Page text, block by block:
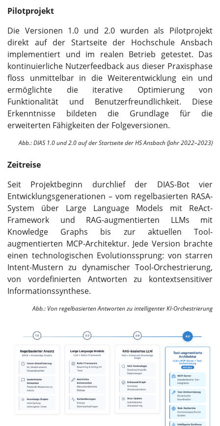
Pilotprojekt
Die Versionen 1.0 und 2.0 wurden als Pilotprojekt
direkt auf der Startseite der Hochschule Ansbach
implementiert und im realen Betrieb getestet. Das
kontinuierliche Nutzerfeedback aus dieser Praxisphase
floss unmittelbar in die Weiterentwicklung ein und
ermöglichte die iterative Optimierung von
Funktionalität und Benutzerfreundlichkeit. Diese
Erkenntnisse bildeten die Grundlage für die
erweiterten Fähigkeiten der Folgeversionen.
Abb.: DIAS 1.0 und 2.0 auf der Startseite der HS Ansbach (Jahr 2022–2023)
Zeitreise
Seit Projektbeginn durchlief der DIAS-Bot vier
Entwicklungsgenerationen – vom regelbasierten RASA-
System über Large Language Models mit ReAct-
Framework und RAG-augmentierten LLMs mit
Knowledge Graphs bis zur aktuellen Tool-
augmentierten MCP-Architektur. Jede Version brachte
einen technologischen Evolutionssprung: von starren
Intent-Mustern zu dynamischer Tool-Orchestrierung,
von vordefinierten Antworten zu kontextsensitiver
Informationssynthese.
Abb.: Von regelbasierten Antworten zu intelligenter KI-Orchestrierung